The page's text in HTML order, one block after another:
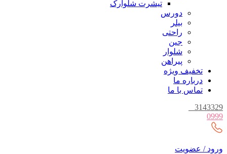
تیشرت شلوارک
دورس
بیلر
راحتی
جین
شلوار
پیراهن
تخفیف ویژه
درباره ما
تماس با ما
3143329
0999
ورود / عضویت